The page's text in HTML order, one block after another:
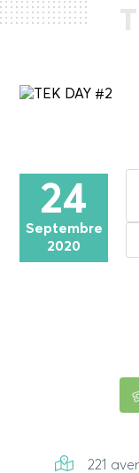
24
Septembre
2020
221